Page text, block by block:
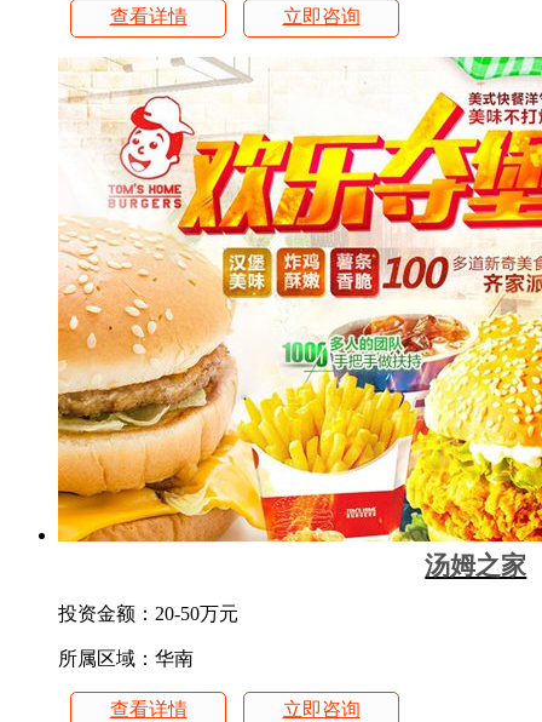
查看详情 立即咨询
汤姆之家
投资金额： 20-50万元
所属区域：华南
查看详情 立即咨询